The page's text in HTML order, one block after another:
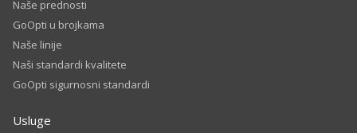
Naše prednosti
GoOpti u brojkama
Naše linije
Naši standardi kvalitete
GoOpti sigurnosni standardi
Usluge